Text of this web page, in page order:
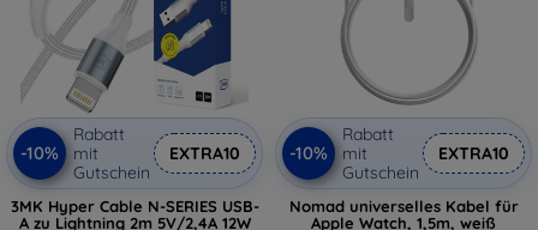
-10%
Rabatt
mit
Gutschein
EXTRA10
3MK Hyper Cable N-SERIES USB-
A zu Lightning 2m 5V/2,4A 12W
-10%
Rabatt
mit
Gutschein
EXTRA10
Nomad universelles Kabel für
Apple Watch, 1,5m, weiß